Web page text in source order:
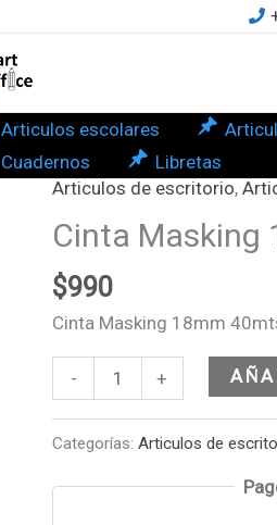
Articulos escolares
Cuadernos
Libretas
Articulos de escritorio,
Cinta Masking
$990
Cinta Masking 18mm
-
Cinta
Masking
18mm
40mts
Usatape
+
Categorías:Articulos de
40mts